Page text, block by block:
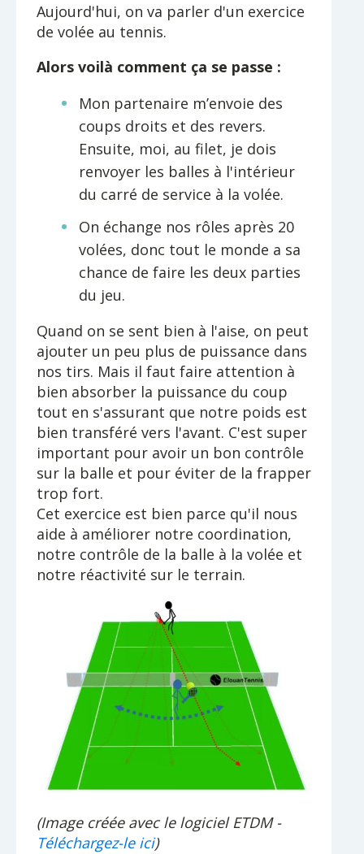
Aujourd'hui, on va parler d'un exercice
de volée au tennis.
Alors voilà comment ça se passe :
Mon partenaire m’envoie des
coups droits et des revers.
Ensuite, moi, au filet, je dois
renvoyer les balles à l'intérieur
du carré de service à la volée.
On échange nos rôles après 20
volées, donc tout le monde a sa
chance de faire les deux parties
du jeu.
Quand on se sent bien à l'aise, on peut
ajouter un peu plus de puissance dans
nos tirs. Mais il faut faire attention à
bien absorber la puissance du coup
tout en s'assurant que notre poids est
bien transféré vers l'avant. C'est super
important pour avoir un bon contrôle
sur la balle et pour éviter de la frapper
trop fort.
Cet exercice est bien parce qu'il nous
aide à améliorer notre coordination,
notre contrôle de la balle à la volée et
notre réactivité sur le terrain.
(Image créée avec le logiciel ETDM -
Téléchargez-le ici)